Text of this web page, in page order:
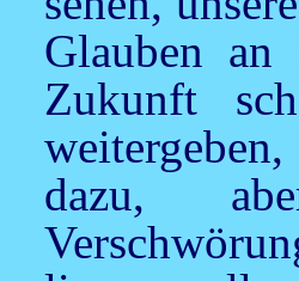
Glauben
Zukunft
dazu,